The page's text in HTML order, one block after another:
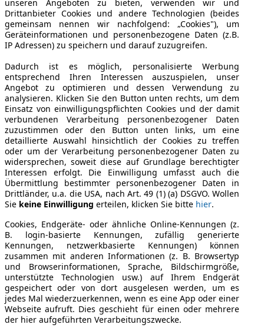
Leistung
110 kW
Getriebe
Hubraum
1 498 cm³
Leergewicht
1 204 kg
unseren Angeboten zu bieten, verwenden wir und
Drittanbieter Cookies und andere Technologien (beides
gemeinsam nennen wir nachfolgend: „Cookies"), um
Geräteinformationen und personenbezogene Daten (z.B.
IP Adressen) zu speichern und darauf zuzugreifen.
Dadurch ist es möglich, personalisierte Werbung
entsprechend Ihren Interessen auszuspielen, unser
Angebot zu optimieren und dessen Verwendung zu
analysieren. Klicken Sie den Button unten rechts, um dem
Einsatz von einwilligungspflichten Cookies und der damit
verbundenen Verarbeitung personenbezogener Daten
zuzustimmen oder den Button unten links, um eine
detaillierte Auswahl hinsichtlich der Cookies zu treffen
oder um der Verarbeitung personenbezogener Daten zu
widersprechen, soweit diese auf Grundlage berechtigter
Interessen erfolgt. Die Einwilligung umfasst auch die
Übermittlung bestimmter personenbezogener Daten in
Drittländer, u.a. die USA, nach Art. 49 (1) (a) DSGVO. Wollen
Sie keine Einwilligung erteilen, klicken Sie bitte hier.
Cookies, Endgeräte- oder ähnliche Online-Kennungen (z.
B. login-basierte Kennungen, zufällig generierte
Kennungen, netzwerkbasierte Kennungen) können
zusammen mit anderen Informationen (z. B. Browsertyp
und Browserinformationen, Sprache, Bildschirmgröße,
unterstützte Technologien usw.) auf Ihrem Endgerät
gespeichert oder von dort ausgelesen werden, um es
jedes Mal wiederzuerkennen, wenn es eine App oder einer
Webseite aufruft. Dies geschieht für einen oder mehrere
der hier aufgeführten Verarbeitungszwecke.